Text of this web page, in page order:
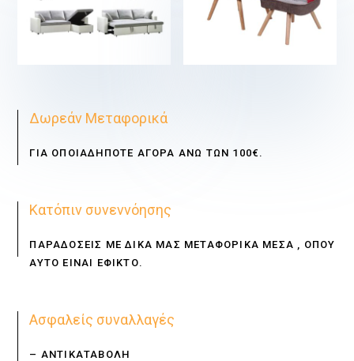
Δωρεάν Μεταφορικά
ΓΙΑ ΟΠΟΙΑΔΗΠΟΤΕ ΑΓΟΡΑ ΑΝΩ ΤΩΝ 100€.
Κατόπιν συνεννόησης
ΠΑΡΑΔΟΣΕΙΣ ΜΕ ΔΙΚΑ ΜΑΣ ΜΕΤΑΦΟΡΙΚΑ ΜΕΣΑ , ΟΠΟΥ
ΑΥΤΟ ΕΙΝΑΙ ΕΦΙΚΤΟ.
Ασφαλείς συναλλαγές
– ΑΝΤΙΚΑΤΑΒΟΛΗ